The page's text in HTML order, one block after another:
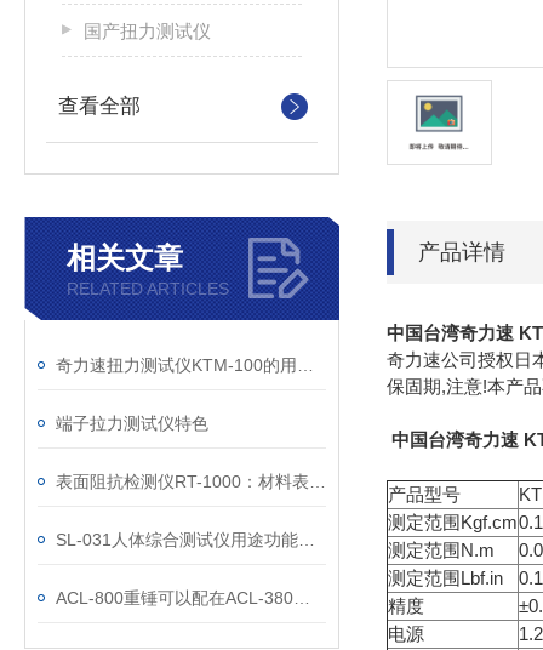
国产扭力测试仪
查看全部
相关文章
RELATED ARTICLES
端子拉力测试仪特色
产品详情
中国台湾奇力速
奇力速公司授权日
保固期,注意!本产
中国台湾奇力速
产品型号
测定范围Kgf.cm
测定范围N.m
测定范围Lbf.in
精度
电源